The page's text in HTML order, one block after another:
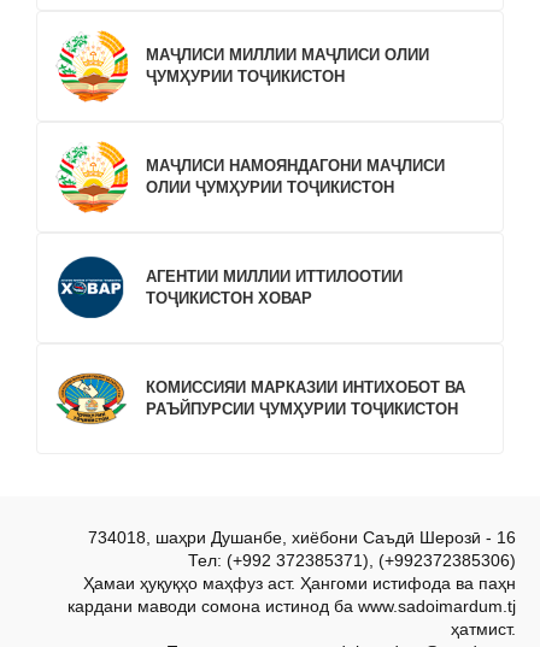
МАҶЛИСИ МИЛЛИИ МАҶЛИСИ ОЛИИ
ҶУМҲУРИИ ТОҶИКИСТОН
МАҶЛИСИ НАМОЯНДАГОНИ МАҶЛИСИ
ОЛИИ ҶУМҲУРИИ ТОҶИКИСТОН
АГЕНТИИ МИЛЛИИ ИТТИЛООТИИ
ТОҶИКИСТОН ХОВАР
КОМИССИЯИ МАРКАЗИИ ИНТИХОБОТ ВА
РАЪЙПУРСИИ ҶУМҲУРИИ ТОҶИКИСТОН
734018, шаҳри Душанбе, хиёбони Саъдӣ Шерозӣ - 16
Тел: (+992 372385371), (+992372385306)
Ҳамаи ҳуқуқҳо маҳфуз аст. Ҳангоми истифода ва паҳн
кардани маводи сомона истинод ба www.sadoimardum.tj
ҳатмист.